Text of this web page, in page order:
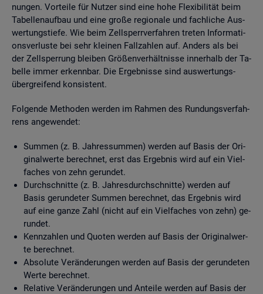
nun­gen. Vor­tei­le für Nut­zer sind eine hohe Fle­xi­bi­li­tät beim
Ta­bel­len­auf­bau und eine große re­gio­na­le und fach­li­che Aus­
wer­tungs­tie­fe. Wie beim Zell­sperr­ver­fah­ren tre­ten In­for­ma­ti­
ons­ver­lus­te bei sehr klei­nen Fall­zah­len auf. An­ders als bei
der Zell­sper­rung blei­ben Grö­ßen­ver­hält­nis­se in­ner­halb der Ta­
bel­le immer er­kenn­bar. Die Er­geb­nis­se sind aus­wer­tungs­
über­grei­fend kon­sis­tent.
Fol­gen­de Me­tho­den wer­den im Rah­men des Run­dungs­ver­fah­
rens an­ge­wen­det:
Sum­men (z. B. Jah­res­sum­men) wer­den auf Basis der Ori­
gi­nal­wer­te be­rech­net, erst das Er­geb­nis wird auf ein Viel­
fa­ches von zehn ge­run­det.
Durch­schnit­te (z. B. Jah­res­durch­schnit­te) wer­den auf
Basis ge­run­de­ter Sum­men be­rech­net, das Er­geb­nis wird
auf eine ganze Zahl (nicht auf ein Viel­fa­ches von zehn) ge­
run­det.
Kenn­zah­len und Quo­ten wer­den auf Basis der Ori­gi­nal­wer­
te be­rech­net.
Ab­so­lu­te Ver­än­de­run­gen wer­den auf Basis der ge­run­de­ten
Werte be­rech­net.
Re­la­ti­ve Ver­än­de­run­gen und An­tei­le wer­den auf Basis der